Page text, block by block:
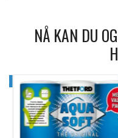
NÅ KAN DU